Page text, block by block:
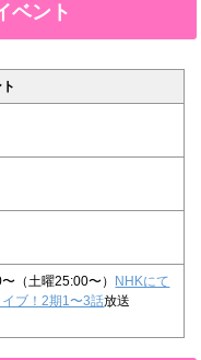
ベント
〜（土曜25:00〜）
NHKにて
イブ！2期1〜3話放送